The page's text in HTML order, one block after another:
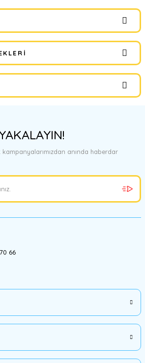
ilk yorumu siz yapın!
Yorum Yaz
teşekkür ederiz.
veya görüntülenemiyor.
bulunuyor.
anında haberdar
66